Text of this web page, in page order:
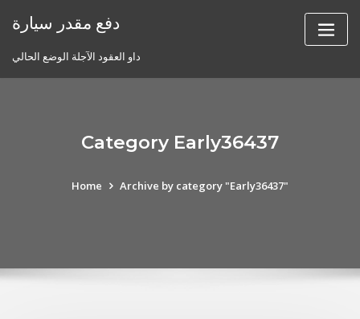
دفع مقدر سيارة
داو العقود الآجلة الوضع الحالي
Category Early36437
Home Archive by category "Early36437"